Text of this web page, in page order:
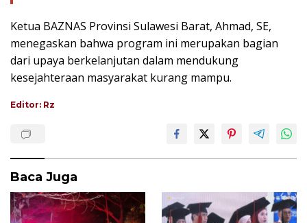
Ketua BAZNAS Provinsi Sulawesi Barat, Ahmad, SE,
menegaskan bahwa program ini merupakan bagian
dari upaya berkelanjutan dalam mendukung
kesejahteraan masyarakat kurang mampu.
Editor: Rz
Baca Juga